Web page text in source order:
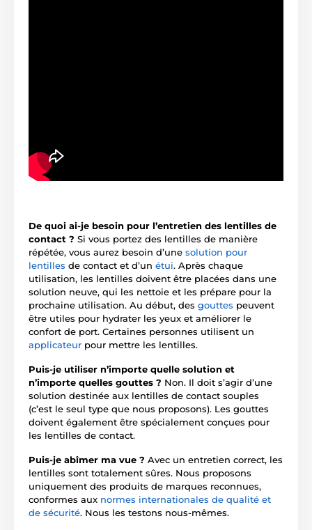
De quoi ai-je besoin pour l’entretien des lentilles de
contact ? Si vous portez des lentilles de manière
répétée, vous aurez besoin d’une solution pour
lentilles de contact et d’un étui. Après chaque
utilisation, les lentilles doivent être placées dans une
solution neuve, qui les nettoie et les prépare pour la
prochaine utilisation. Au début, des gouttes peuvent
être utiles pour hydrater les yeux et améliorer le
confort de port. Certaines personnes utilisent un
applicateur pour mettre les lentilles.
Puis-je utiliser n’importe quelle solution et
n’importe quelles gouttes ? Non. Il doit s’agir d’une
solution destinée aux lentilles de contact souples
(c’est le seul type que nous proposons). Les gouttes
doivent également être spécialement conçues pour
les lentilles de contact.
Puis-je abîmer ma vue ? Avec un entretien correct, les
lentilles sont totalement sûres. Nous proposons
uniquement des produits de marques reconnues,
conformes aux normes internationales de qualité et
de sécurité. Nous les testons nous-mêmes.